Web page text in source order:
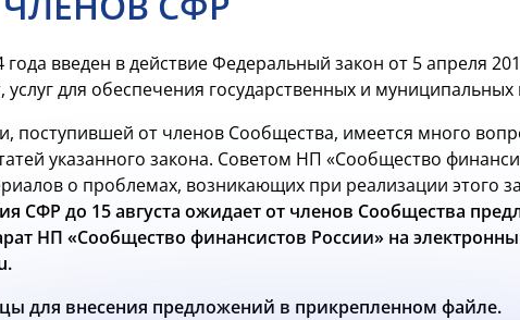
года введен в действие Федеральный закон от 5 апреля
услуг для обеспечения государственных и муниципальных
поступившей от членов Сообщества, имеется много
указанного закона. Советом НП «Сообщество
о проблемах, возникающих при реализации этого
СФР до 15 августа ожидает от членов Сообщества
НП «Сообщество финансистов России» на
для внесения предложений в прикрепленном файле.